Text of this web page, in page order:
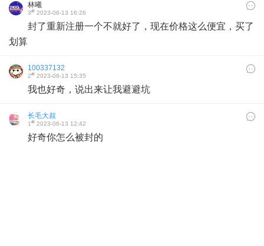
林曦
3# 2023-06-13 16:26
封了重新注册一个不就好了，现在价格这么便宜，买了
划算
100337132
2# 2023-06-13 15:35
我也好奇，说出来让我避避坑
长毛大叔
1# 2023-06-13 12:42
好奇你怎么被封的